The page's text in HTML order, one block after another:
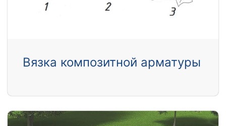
Вязка композитной арматуры